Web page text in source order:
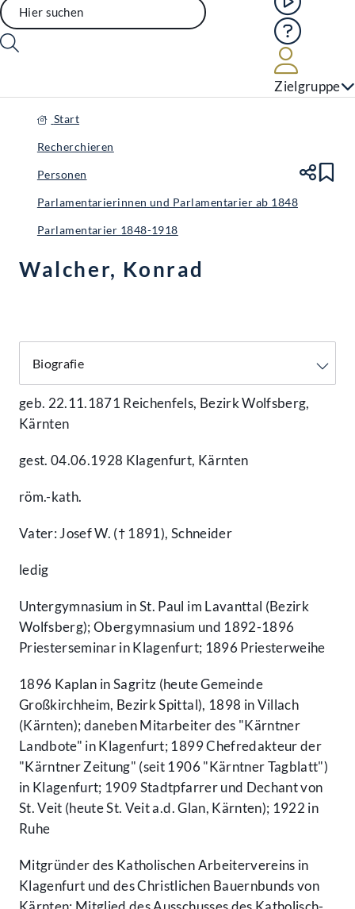
Hilfe
Zielgruppe
Start
Recherchieren
Personen
Parlamentarierinnen und Parlamentarier ab 1848
Parlamentarier 1848-1918
Walcher, Konrad
geb. 22.11.1871 Reichenfels, Bezirk Wolfsberg,
Kärnten
gest. 04.06.1928 Klagenfurt, Kärnten
röm.-kath.
Vater: Josef W. († 1891), Schneider
ledig
Untergymnasium in St. Paul im Lavanttal (Bezirk
Wolfsberg); Obergymnasium und 1892-1896
Priesterseminar in Klagenfurt; 1896 Priesterweihe
1896 Kaplan in Sagritz (heute Gemeinde
Großkirchheim, Bezirk Spittal), 1898 in Villach
(Kärnten); daneben Mitarbeiter des "Kärntner
Landbote" in Klagenfurt; 1899 Chefredakteur der
"Kärntner Zeitung" (seit 1906 "Kärntner Tagblatt")
in Klagenfurt; 1909 Stadtpfarrer und Dechant von
St. Veit (heute St. Veit a.d. Glan, Kärnten); 1922 in
Ruhe
Mitgründer des Katholischen Arbeitervereins in
Klagenfurt und des Christlichen Bauernbunds von